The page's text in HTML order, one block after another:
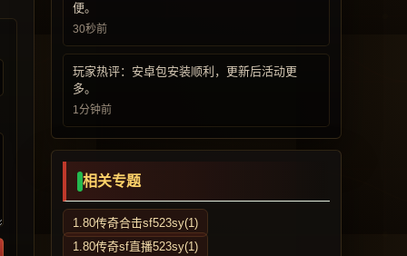
便。
30秒前
玩家热评：安卓包安装顺利，更新后活动更
多。
1分钟前
相关专题
1.80传奇合击sf523sy(1)
1.80传奇sf直播523sy(1)